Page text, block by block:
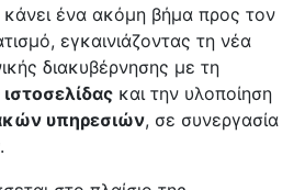
κάνει ένα ακόμη βήμα προς τον
εγκαινιάζοντας τη νέα
διακυβέρνησης με τη
και την υλοποίηση
υπηρεσιών, σε συνεργασία
.